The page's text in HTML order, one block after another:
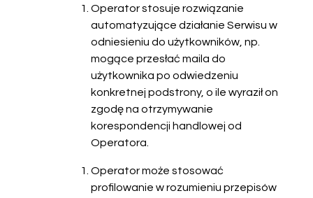
Operator stosuje rozwiązanie
automatyzujące działanie Serwisu w
odniesieniu do użytkowników, np.
mogące przesłać maila do
użytkownika po odwiedzeniu
konkretnej podstrony, o ile wyraził on
zgodę na otrzymywanie
korespondencji handlowej od
Operatora.
Operator może stosować
profilowanie w rozumieniu przepisów